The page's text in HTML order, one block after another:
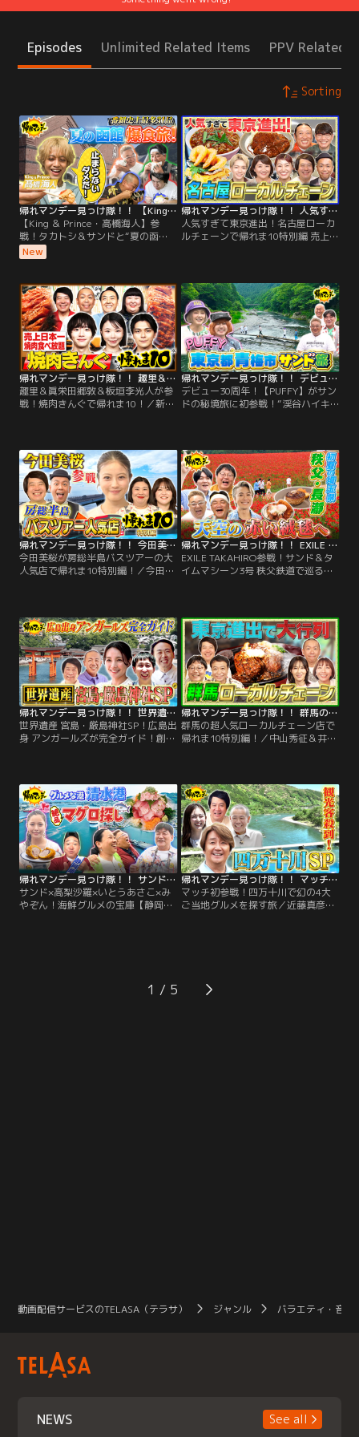
Episodes Unlimited Related Items PPV Related
Sorting
帰れマンデー見っけ隊！！ 【King ＆ Prince・高橋海人】参戦！タカトシ＆サンドと“夏の函館”爆食旅！（2026/08/03放送分）
【King ＆ Prince・高橋海人】参
戦！タカトシ＆サンドと“夏の函
館”爆食旅！／夏の旅行先として人
気を集める【北海道・函館】を舞台
ウィッチマン】が、およそ半年ぶり
に集結！ 【King ＆ Prince・高橋海
人】を迎え、絶品グルメを探す旅
へ！
New
帰れマンデー見っけ隊！！ 人気すぎて東京進出！名古屋ローカルチェーンで帰れま10特別編 売上1位メニューを当てないと「食べれま店」！（2026/07/27放送分）
人気すぎて東京進出！名古屋ローカ
ルチェーンで帰れま10特別編 売上1
ーンで帰れま10特別編 【うま辛料理
のオンパレード！名古屋のソウルフ
ード『味仙』】 【味噌好き県民の胃
袋を鷲掴み！『みそかつ 矢場と
ん』】…。
帰れマンデー見っけ隊！！ 趣里＆眞栄田郷敦＆板垣李光人が参戦！焼肉きんぐで帰れま10！（2026/07/13放送分）
趣里＆眞栄田郷敦＆板垣李光人が参
戦！焼肉きんぐで帰れま10！／新ド
ーン【焼肉きんぐ】で帰れま10！ グ
ランドメニューを大幅リニューアル
した焼肉きんぐでは 高級店でお馴染
みの希少部位などの絶品メニューが
続々登場！ 趣里が父・水谷豊の意外
な素顔を語る！
帰れマンデー見っけ隊！！ デビュー30周年！【PUFFY】がサンドの秘境旅に初参戦！“渓谷ハイキング”で人気！東京・青梅で絶品グルメ探しの旅！（2026/07/13放送分）
デビュー30周年！【PUFFY】がサン
ドの秘境旅に初参戦！“渓谷ハイキ
夏のハイキングスポットとして人気
を集める【御岳渓谷】で、 地元なら
ではの絶品グルメを探す秘境旅！
【サンドウィッチマン】と旅を共に
するのは…。
帰れマンデー見っけ隊！！ 今田美桜が房総半島バスツアーの大人気店で帰れま10特別編！（2026/07/06放送分）
今田美桜が房総半島バスツアーの大
人気店で帰れま10特別編！／今田美
400社以上のバスツアーが殺到「激
レア！国産グルメ店」 高級海鮮から
肉、ラーメンまで食べ放題！「絶品
浜焼き店」 3000品が集結「房総お
土産テーマパーク」…。
帰れマンデー見っけ隊！！ EXILE TAKAHIRO参戦！サンド＆タイムマシーン3号 秩父鉄道で巡る！初夏の埼玉県「秩父・長瀞」で爆笑＆爆食旅！（2026/06/22放送分）
EXILE TAKAHIRO参戦！サンド＆タ
イムマシーン3号 秩父鉄道で巡る！
初夏の埼玉県【長瀞・秩父】！今回
は秩父鉄道に乗って、オープン1年
以内の飲食店を探しながら旅をする
特別ルール！サンドウィッチマンと
旅を共にするのは…。
帰れマンデー見っけ隊！！ 世界遺産 宮島・厳島神社SP！広島出身 アンガールズが完全ガイド！創業100年を超える老舗名店を探す旅（2026/06/15放送分）
世界遺産 宮島・厳島神社SP！広島出
身 アンガールズが完全ガイド！創業
中！“神の島”宮島・厳島神社SP 海上
の大鳥居で知られる厳島神社や、空
海が修行したことから“開運の山”と
呼ばれる弥山など 意外と知らない観
光地・宮島を地元・広島出身のアン
ガールズがガイド！
帰れマンデー見っけ隊！！ 群馬の超人気ローカルチェーン店で帰れま10特別編！（2026/06/08放送分）
群馬の超人気ローカルチェーン店で
帰れま10特別編！／中山秀征＆井森
2026年のいま特に人気を誇る、群馬
ローカルチェーン店を巡り売上1位
を当てる旅 当てられないとその店で
は実食無しで即移動という過酷ルー
ル 群馬県民のお祝いといえばココ！
帰れマンデー見っけ隊！！ サンド×高梨沙羅×いとうあさこ×みやぞん！海鮮グルメの宝庫【静岡県・清水港】で爆食＆開運旅！（2026/06/01放送分）
サンド×高梨沙羅×いとうあさこ×み
やぞん！海鮮グルメの宝庫【静岡
ゅっと詰め込んだ“開運グルメ旅”！
サンドウィッチマンと旅を共にする
帰れマンデー見っけ隊！！ マッチ初参戦！四万十川で幻の4大ご当地グルメを探す旅（2026/05/25放送分）
マッチ初参戦！四万十川で幻の4大
ご当地グルメを探す旅／近藤真彦・
限定「ビリガツオ」とは！？グルメ
探しで四万十川をまさかの川下り！
1
動画配信サービスのTELASA（テラサ） ジャンル バラエティ・音楽
NEWS See all